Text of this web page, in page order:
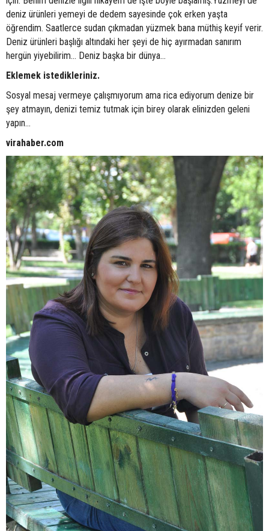
deniz ürünleri yemeyi de dedem sayesinde çok erken yaşta
öğrendim. Saatlerce sudan çıkmadan yüzmek bana müthiş keyif verir.
Deniz ürünleri başlığı altındaki her şeyi de hiç ayırmadan sanırım
hergün yiyebilirim… Deniz başka bir dünya…
Eklemek istedikleriniz.
Sosyal mesaj vermeye çalışmıyorum ama rica ediyorum denize bir
şey atmayın, denizi temiz tutmak için birey olarak elinizden geleni
yapın…
virahaber.com